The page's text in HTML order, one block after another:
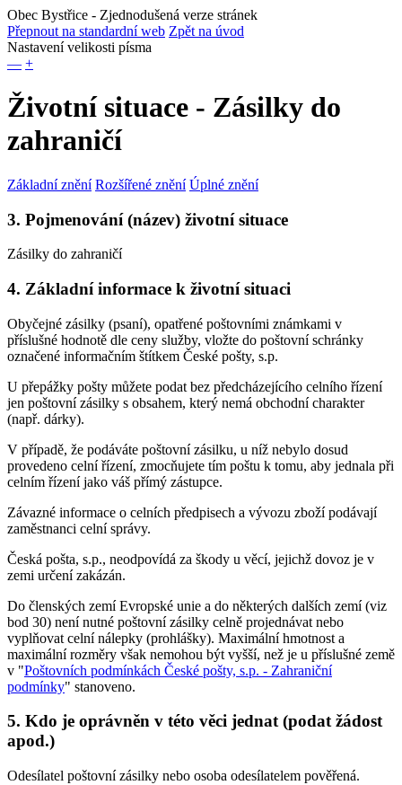
Obec Bystřice - Zjednodušená verze stránek
Přepnout na standardní web Zpět na úvod
Nastavení velikosti písma
— +
Životní situace - Zásilky do
zahraničí
Základní znění Rozšířené znění Úplné znění
3. Pojmenování (název) životní situace
Zásilky do zahraničí
4. Základní informace k životní situaci
Obyčejné zásilky (psaní), opatřené poštovními známkami v
příslušné hodnotě dle ceny služby, vložte do poštovní schránky
označené informačním štítkem České pošty, s.p.
U přepážky pošty můžete podat bez předcházejícího celního řízení
jen poštovní zásilky s obsahem, který nemá obchodní charakter
(např. dárky).
V případě, že podáváte poštovní zásilku, u níž nebylo dosud
provedeno celní řízení, zmocňujete tím poštu k tomu, aby jednala při
celním řízení jako váš přímý zástupce.
Závazné informace o celních předpisech a vývozu zboží podávají
zaměstnanci celní správy.
Česká pošta, s.p., neodpovídá za škody u věcí, jejichž dovoz je v
zemi určení zakázán.
Do členských zemí Evropské unie a do některých dalších zemí (viz
bod 30) není nutné poštovní zásilky celně projednávat nebo
vyplňovat celní nálepky (prohlášky). Maximální hmotnost a
maximální rozměry však nemohou být vyšší, než je u příslušné země
v "Poštovních podmínkách České pošty, s.p. - Zahraniční
podmínky" stanoveno.
5. Kdo je oprávněn v této věci jednat (podat žádost
apod.)
Odesílatel poštovní zásilky nebo osoba odesílatelem pověřená.